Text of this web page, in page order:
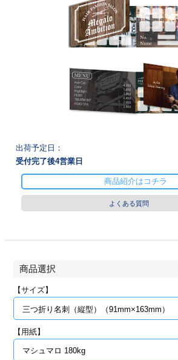
ィ・販促グッズ
＆盛り上げ印刷
型マル型印刷
刷
印刷
ファイル印刷
ァイル印刷
印刷
印刷
ムカード印刷
刷
カード印刷
2026年 9月
木 金
土
3 4
5
17 18
19
24 25
26
出荷予定日：
受付完了後4営業日
商品紹介はコチラ
よくある質問
商品選択
【サイズ】
【用紙】